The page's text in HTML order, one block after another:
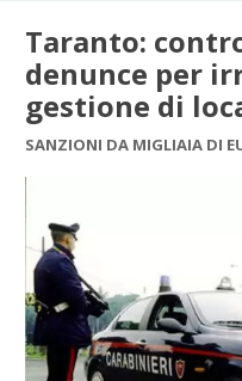
Taranto:
denunce per
gestione di
SANZIONI DA MIGLIAIA DI